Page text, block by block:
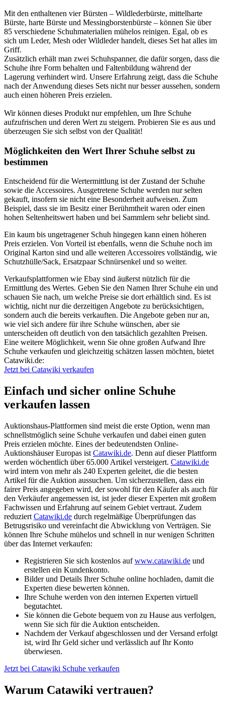
Mit den enthaltenen vier Bürsten – Wildlederbürste, mittelharte
Bürste, harte Bürste und Messingborstenbürste – können Sie über
85 verschiedene Schuhmaterialien mühelos reinigen. Egal, ob es
sich um Leder, Mesh oder Wildleder handelt, dieses Set hat alles im
Griff.
Zusätzlich erhält man zwei Schuhspanner, die dafür sorgen, dass die
Schuhe ihre Form behalten und Faltenbildung während der
Lagerung verhindert wird. Unsere Erfahrung zeigt, dass die Schuhe
nach der Anwendung dieses Sets nicht nur besser aussehen, sondern
auch einen höheren Preis erzielen.
Wir können dieses Produkt nur empfehlen, um Ihre Schuhe
aufzufrischen und deren Wert zu steigern. Probieren Sie es aus und
überzeugen Sie sich selbst von der Qualität!
Möglichkeiten den Wert Ihrer Schuhe selbst zu
bestimmen
Entscheidend für die Wertermittlung ist der Zustand der Schuhe
sowie die Accessoires. Ausgetretene Schuhe werden nur selten
gekauft, insofern sie nicht eine Besonderheit aufweisen. Zum
Beispiel, dass sie im Besitz einer Berühmtheit waren oder einen
hohen Seltenheitswert haben und bei Sammlern sehr beliebt sind.
Ein kaum bis ungetragener Schuh hingegen kann einen höheren
Preis erzielen. Von Vorteil ist ebenfalls, wenn die Schuhe noch im
Original Karton sind und alle weiteren Accessoires vollständig, wie
Schutzhülle/Sack, Ersatzpaar Schnürsenkel und so weiter.
Verkaufsplattformen wie Ebay sind äußerst nützlich für die
Ermittlung des Wertes. Geben Sie den Namen Ihrer Schuhe ein und
schauen Sie nach, um welche Preise sie dort erhältlich sind. Es ist
wichtig, nicht nur die derzeitigen Angebote zu berücksichtigen,
sondern auch die bereits verkauften. Die Angebote geben nur an,
wie viel sich andere für ihre Schuhe wünschen, aber sie
unterscheiden oft deutlich von den tatsächlich gezahlten Preisen.
Eine weitere Möglichkeit, wenn Sie ohne großen Aufwand Ihre
Schuhe verkaufen und gleichzeitig schätzen lassen möchten, bietet
Catawiki.de:
Jetzt bei Catawiki verkaufen
Einfach und sicher online Schuhe
verkaufen lassen
Auktionshaus-Plattformen sind meist die erste Option, wenn man
schnellstmöglich seine Schuhe verkaufen und dabei einen guten
Preis erzielen möchte. Eines der bedeutendsten Online-
Auktionshäuser Europas ist Catawiki.de. Denn auf dieser Plattform
werden wöchentlich über 65.000 Artikel versteigert. Catawiki.de
wird intern von mehr als 240 Experten geleitet, die die besten
Artikel für die Auktion aussuchen. Um sicherzustellen, dass ein
fairer Preis angegeben wird, der sowohl für den Käufer als auch für
den Verkäufer angemessen ist, ist jeder dieser Experten mit großem
Fachwissen und Erfahrung auf seinem Gebiet vertraut. Zudem
reduziert Catawiki.de durch regelmäßige Überprüfungen das
Betrugsrisiko und vereinfacht die Abwicklung von Verträgen. Sie
können Ihre Schuhe mühelos und schnell in nur wenigen Schritten
über das Internet verkaufen:
Registrieren Sie sich kostenlos aufwww.catawiki.de und
erstellen ein Kundenkonto.
Bilder und Details Ihrer Schuhe online hochladen, damit die
Experten diese bewerten können.
Ihre Schuhe werden von den internen Experten virtuell
begutachtet.
Sie können die Gebote bequem von zu Hause aus verfolgen,
wenn Sie sich für die Auktion entscheiden.
Nachdem der Verkauf abgeschlossen und der Versand erfolgt
ist, wird Ihr Geld sicher und verlässlich auf Ihr Konto
überwiesen.
Jetzt bei Catawiki Schuhe verkaufen
Warum Catawiki vertrauen?